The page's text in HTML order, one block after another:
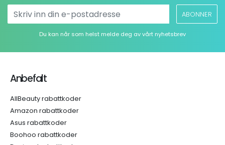
ABONNER
Du kan når som helst melde deg av vårt nyhetsbrev
Anbefalt
AllBeauty rabattkoder
Amazon rabattkoder
Asus rabattkoder
Boohoo rabattkoder